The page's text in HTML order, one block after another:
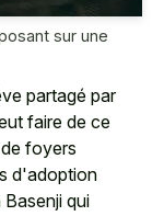
sur une
partagé par
faire de ce
foyers
d'adoption
qui